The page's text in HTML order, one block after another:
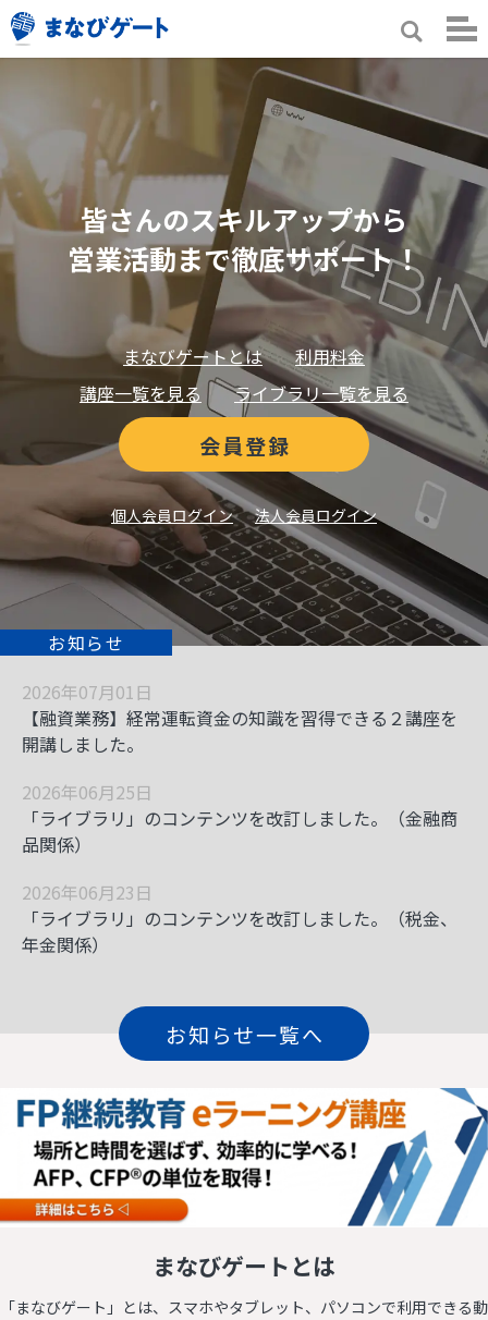
皆さんのスキルアップから
営業活動まで徹底サポート！
まなびゲートとは
利用料金
講座一覧を見る
ライブラリ一覧を見る
会員登録
個人会員ログイン 法人会員ログイン
お知らせ
2026年07月01日
【融資業務】経常運転資金の知識を習得できる２講座を
開講しました。
2026年06月25日
「ライブラリ」のコンテンツを改訂しました。（金融商
品関係）
2026年06月23日
「ライブラリ」のコンテンツを改訂しました。（税金、
年金関係）
お知らせ一覧へ
まなびゲートとは
「まなびゲート」とは、スマホやタブレット、パソコンで利用できる動